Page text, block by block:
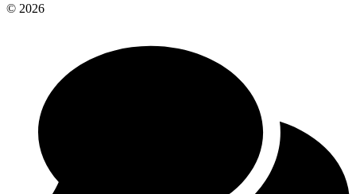
© 2026